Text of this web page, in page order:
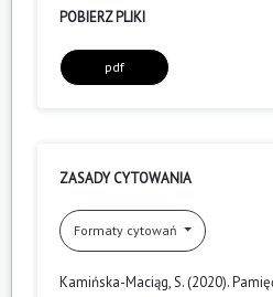
POBIERZ PLIKI
pdf
ZASADY CYTOWANIA
Formaty cytowań
Kamińska-Maciąg, S. (2020).